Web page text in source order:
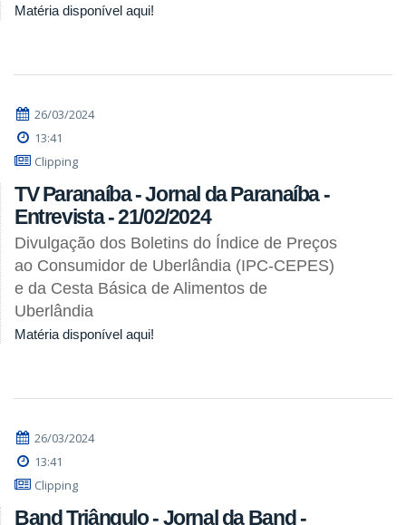
Matéria disponível aqui!
26/03/2024
13:41
Clipping
TV Paranaíba - Jornal da Paranaíba -
Entrevista - 21/02/2024
Divulgação dos Boletins do Índice de Preços
ao Consumidor de Uberlândia (IPC-CEPES)
e da Cesta Básica de Alimentos de
Uberlândia
Matéria disponível aqui!
26/03/2024
13:41
Clipping
Band Triângulo - Jornal da Band -